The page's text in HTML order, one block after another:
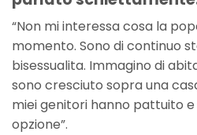
“Non mi interessa cosa la
momento. Sono di continuo
bisessualita. Immagino di
sono cresciuto sopra una
miei genitori hanno pattuito
opzione”.